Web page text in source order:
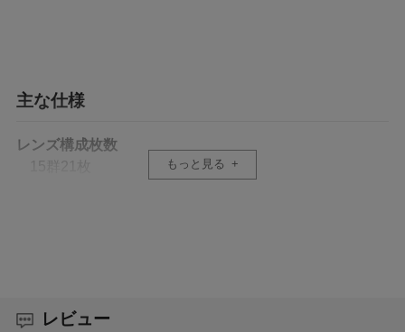
ストパフォーマンスの高さを誇りつつ、400mmの望遠域
まで撮影が可能な、超望遠ズームを開発しました。性能
にも妥協せず、プロやハイアマチュアの方にも納得頂け
る高画質と高機能を実現したこのレンズはまさに「ライ
ト・バズーカ」とも呼べるワンランク上の超望遠ズーム
Sportsの3つのプロダクトラインに集約。”SIGMA
主な仕様
レンズ構成枚数
もっと見る
レビュー